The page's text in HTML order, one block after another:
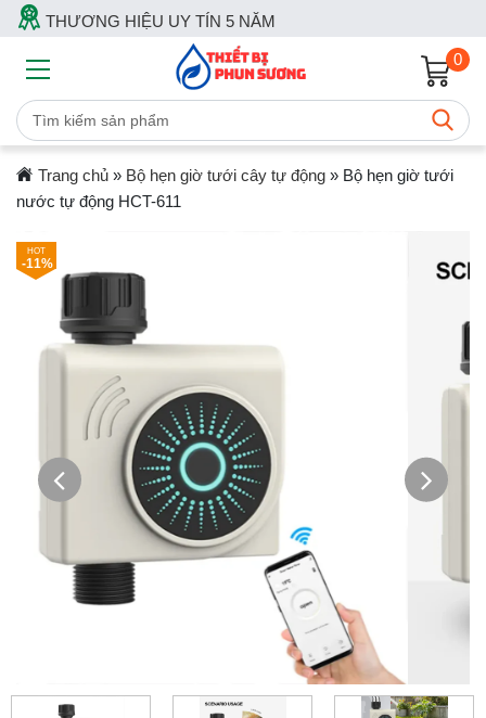
THƯƠNG HIỆU UY TÍN 5 NĂM
0
Trang chủ» Bộ hẹn giờ tưới cây tự động» Bộ hẹn giờ tưới
nước tự động HCT-611
-11%